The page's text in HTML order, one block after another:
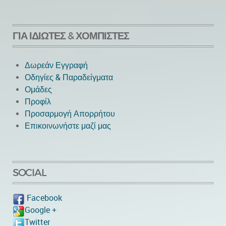
ΓΙΑ ΙΔΙΏΤΕΣ & ΧΟΜΠΊΣΤΕΣ
Δωρεάν Εγγραφή
Οδηγίες & Παραδείγματα
Ομάδες
Προφίλ
Προσαρμογή Απορρήτου
Επικοινωνήστε μαζί μας
SOCIAL
Facebook
Google +
Twitter